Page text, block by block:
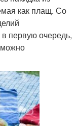
как плащ. Со
первую очередь,
можно